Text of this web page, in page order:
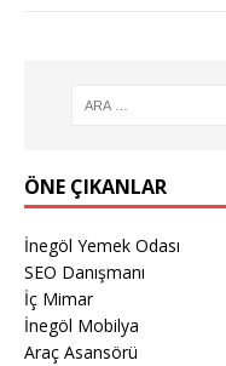
ÖNE ÇIKANLAR
İnegöl Yemek Odası
SEO Danışmanı
İç Mimar
İnegöl Mobilya
Araç Asansörü